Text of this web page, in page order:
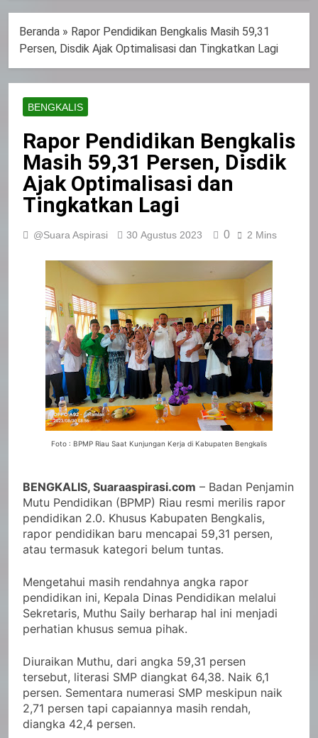
Beranda » Rapor Pendidikan Bengkalis Masih 59,31
Persen, Disdik Ajak Optimalisasi dan Tingkatkan Lagi
BENGKALIS
Rapor Pendidikan Bengkalis
Masih 59,31 Persen, Disdik
Ajak Optimalisasi dan
Tingkatkan Lagi
@Suara Aspirasi 30 Agustus 2023 0 2 Mins
Foto : BPMP Riau Saat Kunjungan Kerja di Kabupaten Bengkalis
BENGKALIS, Suaraaspirasi.com – Badan Penjamin
Mutu Pendidikan (BPMP) Riau resmi merilis rapor
pendidikan 2.0. Khusus Kabupaten Bengkalis,
rapor pendidikan baru mencapai 59,31 persen,
atau termasuk kategori belum tuntas.
Mengetahui masih rendahnya angka rapor
pendidikan ini, Kepala Dinas Pendidikan melalui
Sekretaris, Muthu Saily berharap hal ini menjadi
perhatian khusus semua pihak.
Diuraikan Muthu, dari angka 59,31 persen
tersebut, literasi SMP diangkat 64,38. Naik 6,1
persen. Sementara numerasi SMP meskipun naik
2,71 persen tapi capaiannya masih rendah,
diangka 42,4 persen.